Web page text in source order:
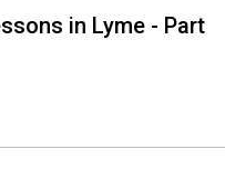
in Lyme - Part